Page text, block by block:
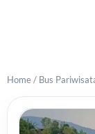
Home/ Bus